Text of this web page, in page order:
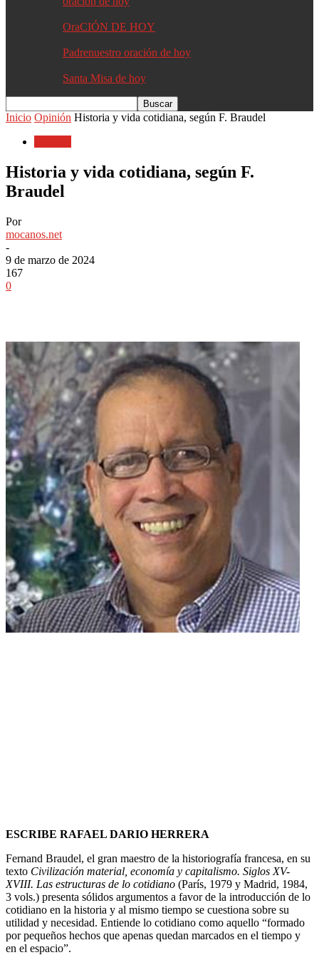
OraCIÓN DE HOY
Padrenuestro oración de hoy
Santa Misa de hoy
Inicio Opinión Historia y vida cotidiana, según F. Braudel
Historia y vida cotidiana, según F.
Braudel
Por
mocanos.net
-
9 de marzo de 2024
167
0
ESCRIBE RAFAEL DARIO HERRERA
Fernand Braudel, el gran maestro de la historiografía francesa, en su
texto Civilización material, economía y capitalismo. Siglos XV-
XVIII. Las estructuras de lo cotidiano (París, 1979 y Madrid, 1984,
3 vols.) presenta sólidos argumentos a favor de la introducción de lo
cotidiano en la historia y al mismo tiempo se cuestiona sobre su
utilidad y necesidad. Entiende lo cotidiano como aquello “formado
por pequeños hechos que apenas quedan marcados en el tiempo y
en el espacio”.